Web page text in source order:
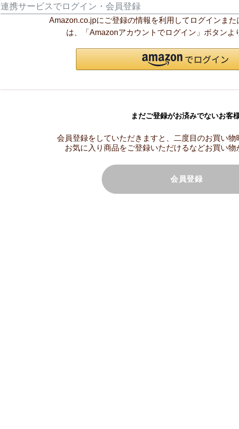
連携サービスでログイン・会員登録
Amazon.co.jpにご登録の情報を利用してログインま
は、「Amazonアカウントでログイン」ボタンよ
まだご登録がお済みでないお客
会員登録をしていただきますと、二度目のお買い物
お気に入り商品をご登録いただけるなどお買い物
会員登録